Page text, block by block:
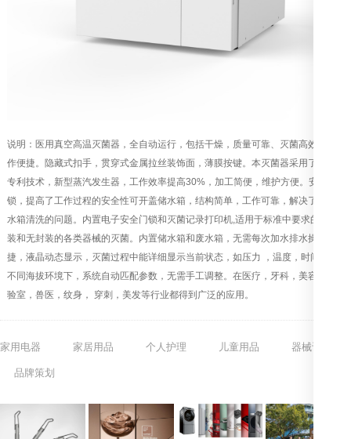
说明：医用真空高温灭菌器，全自动运行，包括干燥，质量可靠、灭菌高效、操
作便捷。隐藏式扣手，贯穿式金属拉丝装饰面，薄膜按键。本灭菌器采用了多个
专利技术，新型蒸汽发生器，工作效率提高30%，加工简便，维护方便。安全门
锁，提高了工作过程的安全性可开盖储水箱，结构简单，工作可靠，解决了内置
水箱清洗的问题。内置电子安全门锁和灭菌记录打印机,适用于标准中要求的有封
装和无封装的各类器械的灭菌。内置储水箱和废水箱，无需每次加水排水操作便
捷，液晶动态显示，灭菌过程中能详细显示当前状态，如压力 ，温度，时间等。
不同海拔环境下，系统自动匹配参数，无需手工调整。在医疗，牙科，美容，实
验室，兽医，纹身， 穿刺，美发等行业都得到广泛的应用。
家用电器 家居用品 个人护理 儿童用品 器械设备
品牌策划